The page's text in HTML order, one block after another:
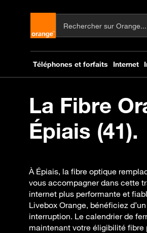
La Fibre
Épiais (41).
À Épiais, la fibre optique
vous accompagner dans cette
internet plus performante et
Livebox Orange, bénéficiez
interruption. Le calendrier de
maintenant votre éligibilité fibre